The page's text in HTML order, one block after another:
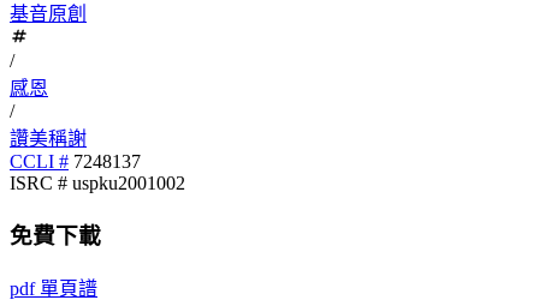
基音原創
/
感恩
/
讚美稱謝
CCLI # 7248137
ISRC # uspku2001002
免費下載
pdf 單頁譜